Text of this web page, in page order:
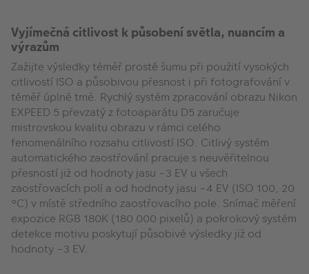
Vyjímečná citlivost k působení světla, nuancím a
výrazům
Zažijte výsledky téměř prosté šumu při použití vysokých
citlivostí ISO a působivou přesnost i při fotografování v
téměř úplné tmě. Rychlý systém zpracování obrazu Nikon
EXPEED 5 převzatý z fotoaparátu D5 zaručuje
mistrovskou kvalitu obrazu v rámci celého
fenomenálního rozsahu citlivostí ISO. Citlivý systém
automatického zaostřování pracuje s neuvěřitelnou
přesností již od hodnoty jasu −3 EV u všech
zaostřovacích polí a od hodnoty jasu −4 EV (ISO 100, 20
°C) v místě středního zaostřovacího pole. Snímač měření
expozice RGB 180K (180 000 pixelů) a pokrokový systém
detekce motivu poskytují působivé výsledky již od
hodnoty −3 EV.